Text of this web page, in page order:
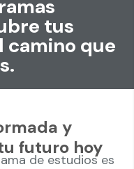
tus
camino que
y
futuro hoy
de estudios es